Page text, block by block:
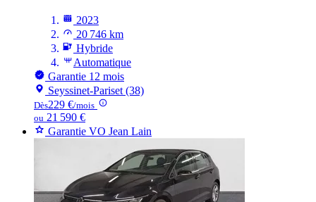
2023
20 746 km
Hybride
Automatique
Garantie 12 mois
Seyssinet-Pariset (38)
Dès229 €/mois
ou 21 590 €
Garantie VO Jean Lain